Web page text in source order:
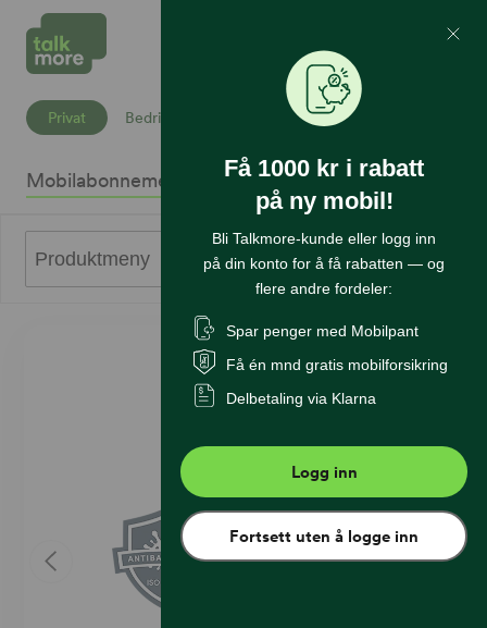
Mine Sider
Privat Bedrift
Mobilabonnement Mobiltelefoner InternettSikkerhet
Produktmeny
Få 1000 kr i rabatt
på ny mobil!
Bli Talkmore-kunde eller logg inn
på din konto for å få rabatten — og
flere andre fordeler:
Spar penger med Mobilpant
Få én mnd gratis mobilforsikring
Delbetaling via Klarna
Logg inn
Fortsett uten å logge inn